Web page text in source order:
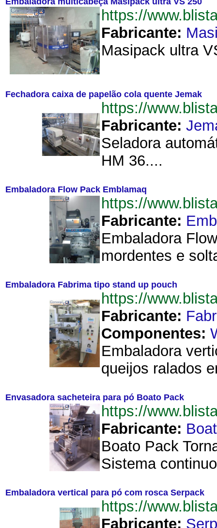
https://
Fabricante:
Masipack ultra
Fechadora caixa de papelão cola quente Jemak
https://
Fabricante:
Seladora
HM 36....
Embaladora Flow Pack Emblamaq
https://
Fabricante:
Embaladora
mordentes e
Embaladora Fabrima tipo stand up pouch
https://
Fabricante:
Componentes:
Embaladora
queijos ralados
Envasadora sacheteira para pó Boato Pack
https://
Fabricante:
Boato Pack
Sistema
Embaladora vertical para pó com rosca Serpack
https://
Fabricante: